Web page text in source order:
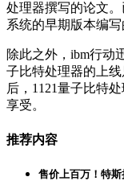
处理器撰写的论文。
系统的早期版本编写
除此之外，ibm行动
子比特处理器的上
后，1121量子比特
享受。
推荐内容
售价上百万！特斯